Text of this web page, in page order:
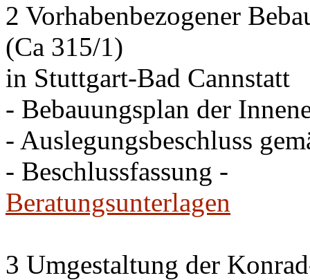
2 Vorhabenbezogener
(Ca 315/1)
in Stuttgart-Bad Cannstatt
- Bebauungsplan der
- Auslegungsbeschluss
- Beschlussfassung -
Beratungsunterlagen
3 Umgestaltung der